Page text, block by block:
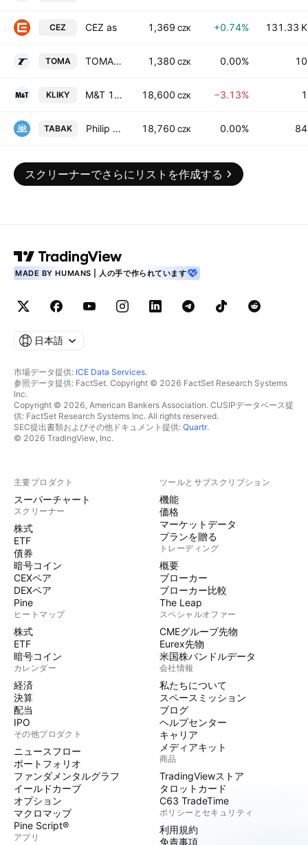
CEZ CEZ as 1,369 CZK +0.74% 131.33 K
TOMA TOMA, a.s. 1,380 CZK 0.00% 10
KLIKY M&T 1997 a.s. 18,600 CZK −3.13% 1
TABAK Philip Morris CR as 18,760 CZK 0.00% 84
スクリーナーでさらにリストを作成する
MADE BY HUMANS | 人の手で作られています
日本語
市場データ提供: ICE Data Services.
参照データ提供: FactSet. Copyright © 2026 FactSet Research Systems
Inc.
Copyright © 2026, American Bankers Association. CUSIPデータベース提
供: FactSet Research Systems Inc. All rights reserved.
SEC提出書類およびその他ドキュメント提供: Quartr.
© 2026 TradingView, Inc.
主要プロダクト
スーパーチャート
スクリーナー
株式
ETF
債券
暗号コイン
CEXペア
DEXペア
Pine
ヒートマップ
株式
ETF
暗号コイン
カレンダー
経済
決算
配当
IPO
その他プロダクト
ニュースフロー
ポートフォリオ
ファンダメンタルグラフ
イールドカーブ
オプション
マクロマップ
Pine Script®
アプリ
ツールとサブスクリプション
機能
価格
マーケットデータ
プランを贈る
トレーディング
概要
ブローカー
ブローカー比較
The Leap
スペシャルオファー
CMEグループ先物
Eurex先物
米国株バンドルデータ
会社情報
私たちについて
スペースミッション
ブログ
ヘルプセンター
キャリア
メディアキット
商品
TradingViewストア
タロットカード
C63 TradeTime
ポリシーとセキュリティ
利用規約
免責事項